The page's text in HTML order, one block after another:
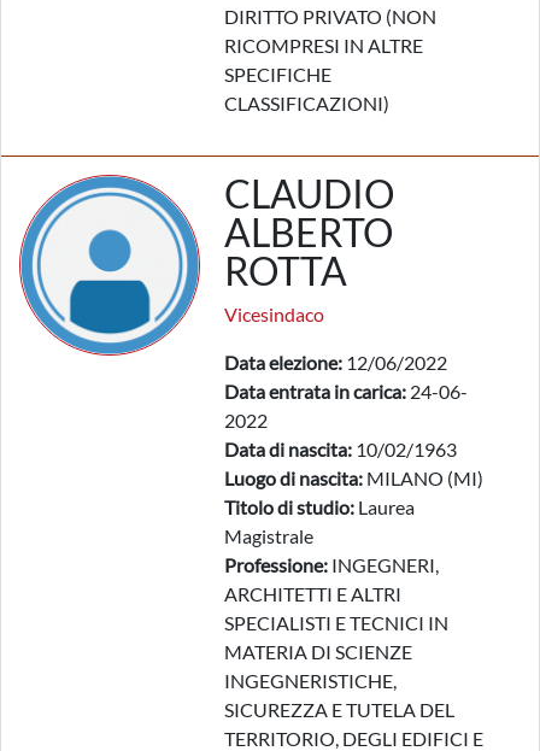
DIRITTO PRIVATO (NON
RICOMPRESI IN ALTRE
SPECIFICHE
CLASSIFICAZIONI)
CLAUDIO
ALBERTO
ROTTA
Vicesindaco
Data elezione: 12/06/2022
Data entrata in carica: 24-06-
2022
Data di nascita: 10/02/1963
Luogo di nascita: MILANO (MI)
Titolo di studio: Laurea
Magistrale
Professione: INGEGNERI,
ARCHITETTI E ALTRI
SPECIALISTI E TECNICI IN
MATERIA DI SCIENZE
INGEGNERISTICHE,
SICUREZZA E TUTELA DEL
TERRITORIO, DEGLI EDIFICI E